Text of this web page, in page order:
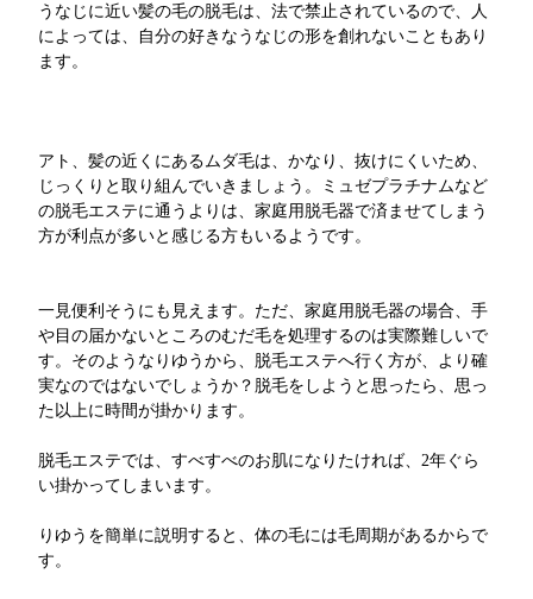
うなじに近い髪の毛の脱毛は、法で禁止されているので、人
によっては、自分の好きなうなじの形を創れないこともあり
ます。
アト、髪の近くにあるムダ毛は、かなり、抜けにくいため、
じっくりと取り組んでいきましょう。ミュゼプラチナムなど
の脱毛エステに通うよりは、家庭用脱毛器で済ませてしまう
方が利点が多いと感じる方もいるようです。
一見便利そうにも見えます。ただ、家庭用脱毛器の場合、手
や目の届かないところのむだ毛を処理するのは実際難しいで
す。そのようなりゆうから、脱毛エステへ行く方が、より確
実なのではないでしょうか？脱毛をしようと思ったら、思っ
た以上に時間が掛かります。
脱毛エステでは、すべすべのお肌になりたければ、2年ぐら
い掛かってしまいます。
りゆうを簡単に説明すると、体の毛には毛周期があるからで
す。